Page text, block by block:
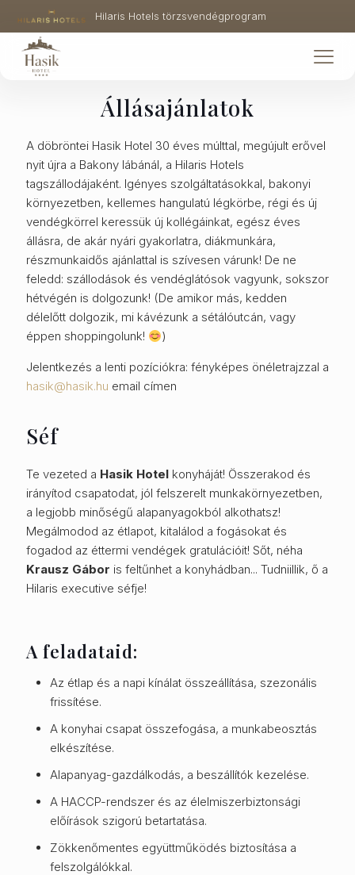
Hilaris Hotels törzsvendégprogram
Állásajánlatok
A döbröntei Hasik Hotel 30 éves múlttal, megújult erővel
nyit újra a Bakony lábánál, a Hilaris Hotels
tagszállodájaként. Igényes szolgáltatásokkal, bakonyi
környezetben, kellemes hangulatú légkörbe, régi és új
vendégkörrel keressük új kollégáinkat, egész éves
állásra, de akár nyári gyakorlatra, diákmunkára,
részmunkaidős ajánlattal is szívesen várunk! De ne
feledd: szállodások és vendéglátósok vagyunk, sokszor
hétvégén is dolgozunk! (De amikor más, kedden
délelőtt dolgozik, mi kávézunk a sétálóutcán, vagy
éppen shoppingolunk!
)
Jelentkezés a lenti pozíciókra: fényképes önéletrajzzal a
hasik@hasik.hu email címen
Séf
Te vezeted a Hasik Hotel konyháját! Összerakod és
irányítod csapatodat, jól felszerelt munkakörnyezetben,
a legjobb minőségű alapanyagokból alkothatsz!
Megálmodod az étlapot, kitalálod a fogásokat és
fogadod az éttermi vendégek gratulációit! Sőt, néha
Krausz Gábor is feltűnhet a konyhádban... Tudniillik, ő a
Hilaris executive séfje!
A feladataid:
Az étlap és a napi kínálat összeállítása, szezonális
frissítése.
A konyhai csapat összefogása, a munkabeosztás
elkészítése.
Alapanyag-gazdálkodás, a beszállítók kezelése.
A HACCP-rendszer és az élelmiszerbiztonsági
előírások szigorú betartatása.
Zökkenőmentes együttműködés biztosítása a
felszolgálókkal.